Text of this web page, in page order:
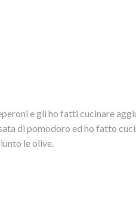
e gli ho fatti cucinare
di pomodoro ed ho fatto
le olive.